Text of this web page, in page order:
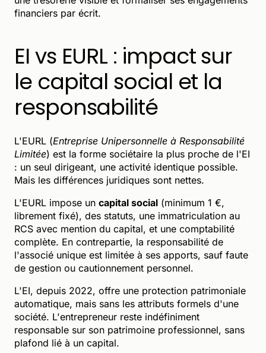
financiers par écrit.
EI vs EURL : impact sur
le capital social et la
responsabilité
L'EURL (Entreprise Unipersonnelle à Responsabilité
Limitée) est la forme sociétaire la plus proche de l'EI
: un seul dirigeant, une activité identique possible.
Mais les différences juridiques sont nettes.
L'EURL impose un capital social (minimum 1 €,
librement fixé), des statuts, une immatriculation au
RCS avec mention du capital, et une comptabilité
complète. En contrepartie, la responsabilité de
l'associé unique est limitée à ses apports, sauf faute
de gestion ou cautionnement personnel.
L'EI, depuis 2022, offre une protection patrimoniale
automatique, mais sans les attributs formels d'une
société. L'entrepreneur reste indéfiniment
responsable sur son patrimoine professionnel, sans
plafond lié à un capital.